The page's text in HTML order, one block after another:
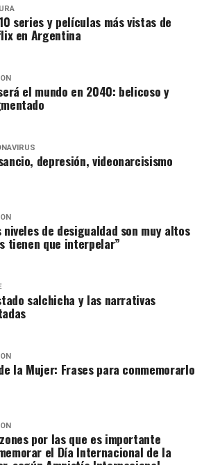
series y películas más vistas de
en Argentina
el mundo en 2040: belicoso y
depresión, videonarcisismo
niveles de desigualdad son muy altos
tienen que interpelar”
salchicha y las narrativas
la Mujer: Frases para conmemorarlo
por las que es importante
el Día Internacional de la